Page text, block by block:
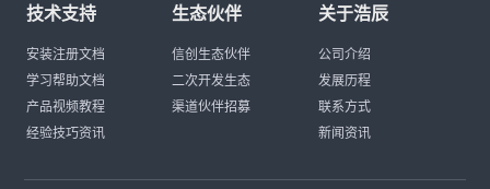
技术支持
安装注册文档
学习帮助文档
产品视频教程
经验技巧资讯
生态伙伴
信创生态伙伴
二次开发生态
渠道伙伴招募
关于浩辰
公司介绍
发展历程
联系方式
新闻资讯